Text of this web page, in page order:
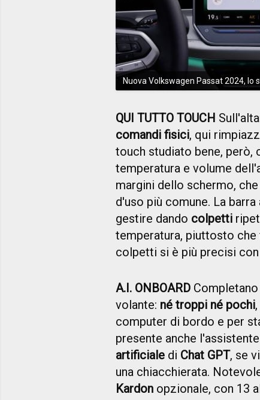
Nuova Volkswagen Passat 2024,
QUI TUTTO TOUCH
comandi fisici, qui
touch studiato bene, però,
temperatura e volume
margini dello schermo,
d'uso più comune. La
gestire dando colpetti
temperatura, piuttosto che
colpetti si è più precisi
A.I. ONBOARD
volante: né troppi né pochi
computer di bordo e per
presente anche
artificiale di Chat GPT, se
una chiacchierata.
Kardon opzionale, con 13